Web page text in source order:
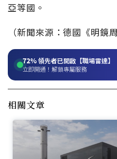
亞等國。
（新聞來源：德國《明鏡
72%領先者已開啟【職場雷達】
立即開通！解鎖專屬服務
相關文章